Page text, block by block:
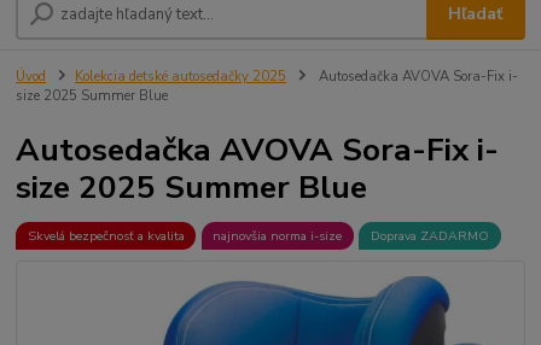
Hľadať
Úvod Kolekcia detské autosedačky 2025
Autosedačka AVOVA Sora-Fix i-
size 2025 Summer Blue
Autosedačka AVOVA Sora-Fix i-
size 2025 Summer Blue
Skvelá bezpečnosť a kvalita najnovšia norma i-size Doprava ZADARMO